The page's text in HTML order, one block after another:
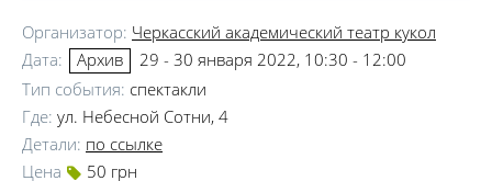
Организатор: Черкасский академический театр кукол
Дата:
Архив
29 - 30 января 2022, 10:30 - 12:00
Тип события: спектакли
Где: ул. Небесной Сотни, 4
Детали: по ссылке
Цена
50 грн